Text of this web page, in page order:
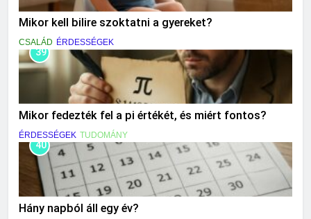
Mikor kell bilire szoktatni a gyereket?
CSALÁD ÉRDESSÉGEK
39
Mikor fedezték fel a pi értékét, és miért fontos?
ÉRDESSÉGEK TUDOMÁNY
40
Hány napból áll egy év?